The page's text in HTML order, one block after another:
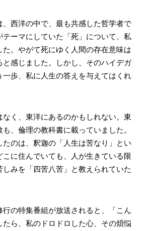
、西洋の中で、最も共感した哲学者で
テーマにしていた「死」について、私
た。やがて死にゆく人間の存在意味は
と感じました。しかし、そのハイデガ
一歩、私に人生の答えを与えてはくれ
なく、東洋にあるのかもしれない。東
、倫理の教科書に載っていました。
たのは、釈迦の「人生は苦なり」とい
こに住んでいても、人が生きている限
しみを「四苦八苦」と教えられていた
行の特集番組が放送されると、「こん
たら、私のドロドロした心、その煩悩